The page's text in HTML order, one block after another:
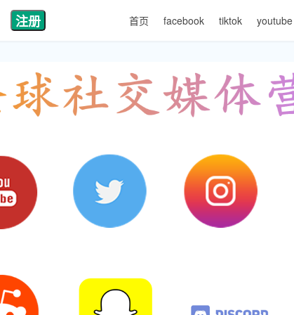
注册 首页 facebook tiktok youtube